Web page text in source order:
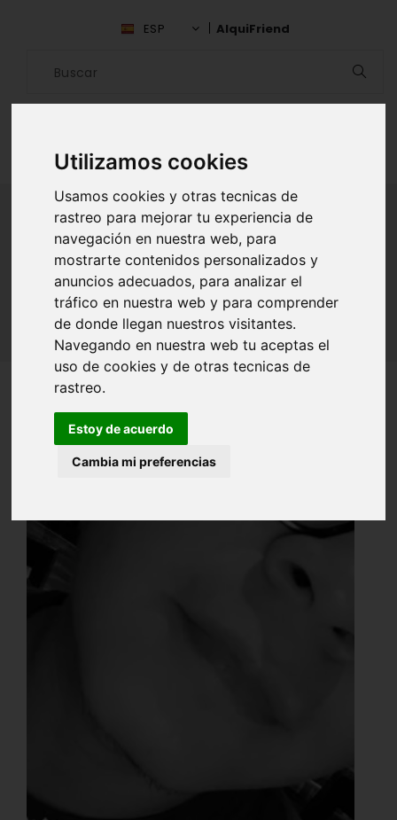
Utilizamos cookies
Usamos cookies y otras tecnicas de
rastreo para mejorar tu experiencia de
navegación en nuestra web, para
mostrarte contenidos personalizados y
anuncios adecuados, para analizar el
tráfico en nuestra web y para comprender
de donde llegan nuestros visitantes.
Navegando en nuestra web tu aceptas el
uso de cookies y de otras tecnicas de
rastreo.
Estoy de acuerdo
Cambia mi preferencias
ESP AlquiFriend
ALQUILAR AMIGO
Inicio Amigos Lima Julio Manuel Gutierrez Rengifo